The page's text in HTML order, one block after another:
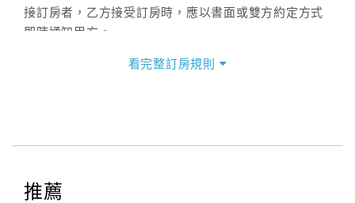
接訂房者，乙方接受訂房時，應以書面或雙方約定方式
即時通知甲方。
甲方訂房應告知乙方預定住宿之期間、所需客房房
本契約之房價經雙方合意，依網路售價計費（含稅
看完整訂房規則
推薦